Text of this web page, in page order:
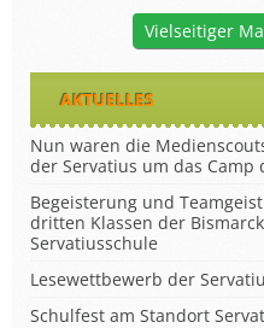
Vielseitiger
AKTUELLES
Nun waren die
der Servatius um das
Begeisterung und
dritten Klassen der
Servatiusschule
Lesewettbewerb der
Schulfest am Standort